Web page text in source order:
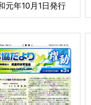
元年10月1日発行